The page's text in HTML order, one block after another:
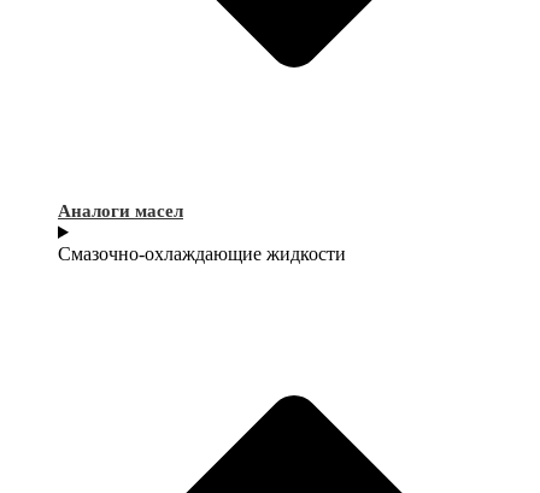
Аналоги масел
Смазочно-охлаждающие жидкости